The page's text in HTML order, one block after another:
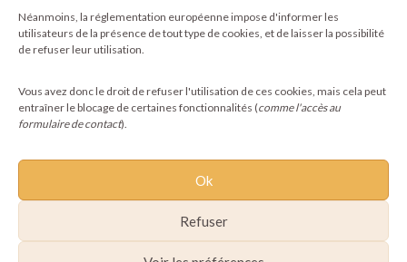
Néanmoins, la réglementation européenne impose d'informer les
utilisateurs de la présence de tout type de cookies, et de laisser la possibilité
de refuser leur utilisation.
Vous avez donc le droit de refuser l'utilisation de ces cookies, mais cela peut
entraîner le blocage de certaines fonctionnalités (comme l'accès au
formulaire de contact).
Ok
Refuser
grès pyrité
10,00€